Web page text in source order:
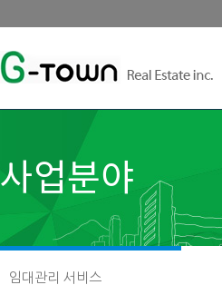
사업분야
임대관리 서비스